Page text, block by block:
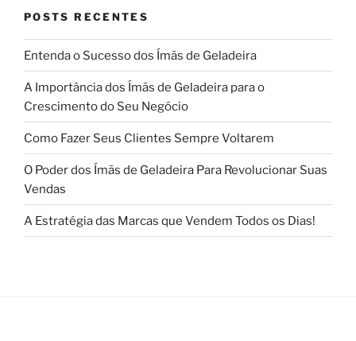
POSTS RECENTES
Entenda o Sucesso dos Ímãs de Geladeira
A Importância dos Ímãs de Geladeira para o
Crescimento do Seu Negócio
Como Fazer Seus Clientes Sempre Voltarem
O Poder dos Ímãs de Geladeira Para Revolucionar Suas
Vendas
A Estratégia das Marcas que Vendem Todos os Dias!